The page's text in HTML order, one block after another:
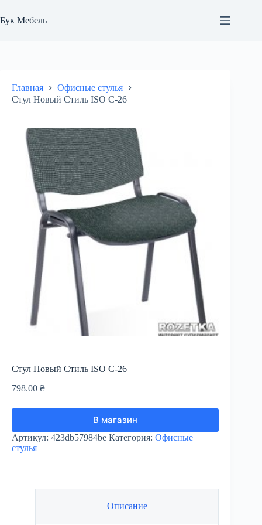
к
сути
Бук Мебель
Главная
Офисные стулья
Стул Новый Стиль ISO С-26
Стул Новый Стиль ISO С-26
798.00 ₴
В магазин
Артикул: 423db57984be Категория: Офисные
стулья
Описание